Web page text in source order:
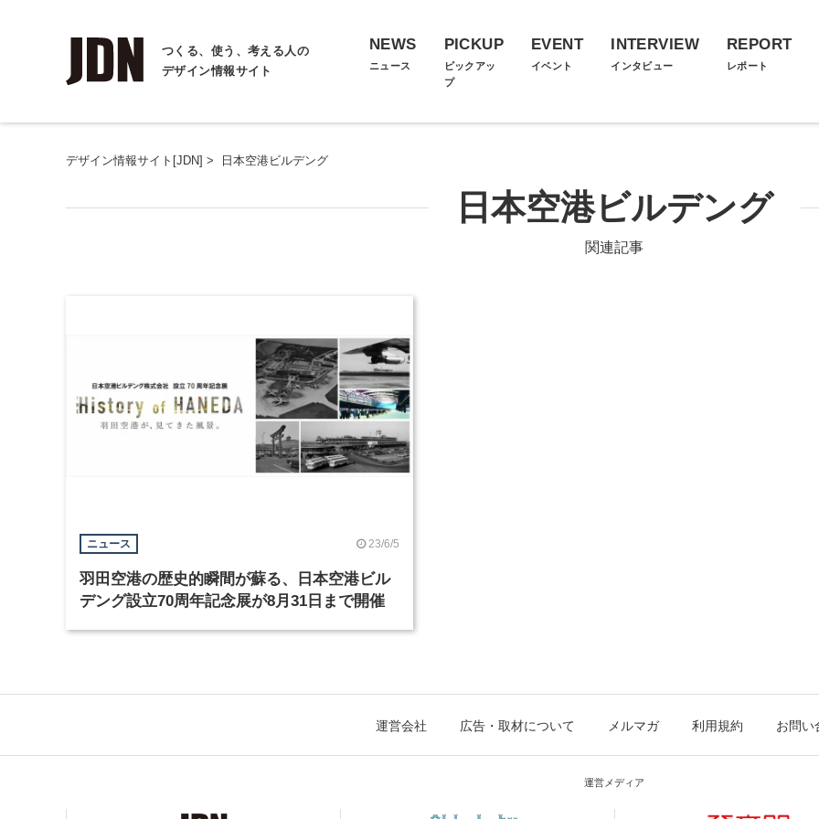
つくる、使う、考える人の
デザイン情報サイト
NEWS
ニュース
PICKUP
ピックアッ
プ
EVENT
イベント
INTERVIEW
インタビュー
REPORT
レポート
デザイン情報サイト[JDN] > 日本空港ビルデング
日本空港ビルデング
関連記事
ニュース 23/6/5
羽田空港の歴史的瞬間が蘇る、日本空港ビル
デング設立70周年記念展が8月31日まで開催
運営会社 広告・取材について メルマガ 利用規約 お問い
運営メディア